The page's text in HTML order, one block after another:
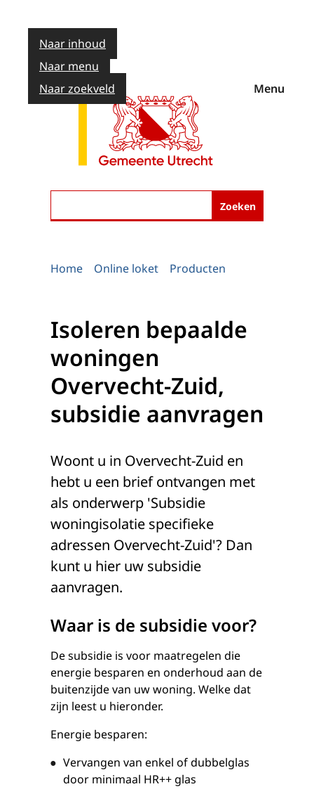
Naar inhoud
Naar menu
Naar zoekveld
Zoeken
Menu
Home Online loket Producten
Isoleren bepaalde
woningen
Overvecht-Zuid,
subsidie aanvragen
Woont u in Overvecht-Zuid en
hebt u een brief ontvangen met
als onderwerp 'Subsidie
woningisolatie specifieke
adressen Overvecht-Zuid'? Dan
kunt u hier uw subsidie
aanvragen.
Waar is de subsidie voor?
De subsidie is voor maatregelen die
energie besparen en onderhoud aan de
buitenzijde van uw woning. Welke dat
zijn leest u hieronder.
Energie besparen:
Vervangen van enkel of dubbelglas
door minimaal HR++ glas